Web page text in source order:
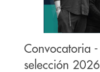
Convocatoria -
selección